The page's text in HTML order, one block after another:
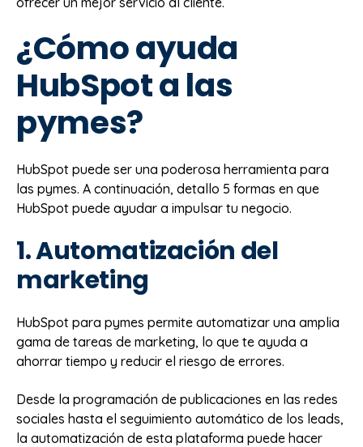
¿Cómo ayuda
HubSpot a las
pymes?
HubSpot puede ser una poderosa herramienta para
las pymes. A continuación, detallo 5 formas en que
HubSpot puede ayudar a impulsar tu negocio.
1. Automatización del
marketing
HubSpot para pymes permite automatizar una amplia
gama de tareas de marketing, lo que te ayuda a
ahorrar tiempo y reducir el riesgo de errores.
Desde la programación de publicaciones en las redes
sociales hasta el seguimiento automático de los leads,
la automatización de esta plataforma puede hacer